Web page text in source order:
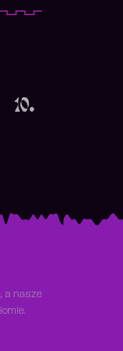
10.
a nasze